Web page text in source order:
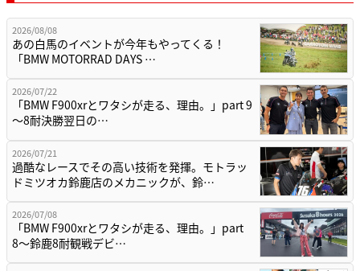
2026/08/08
あの白馬のイベントが今年もやってくる！
「BMW MOTORRAD DAYS …
2026/07/22
「BMW F900xrとワタシが走る、理由。」part 9
〜8耐決勝翌日の…
2026/07/21
過酷なレースでその高い技術を発揮。モトラッ
ドミツオカ鈴鹿店のメカニックが、鈴…
2026/07/08
「BMW F900xrとワタシが走る、理由。」part
8〜鈴鹿8耐観戦デビ…